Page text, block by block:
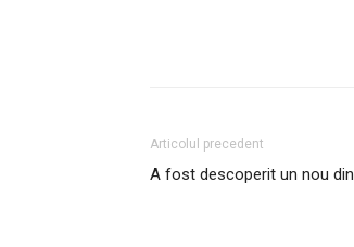
Articolul precedent
A fost descoperit un nou